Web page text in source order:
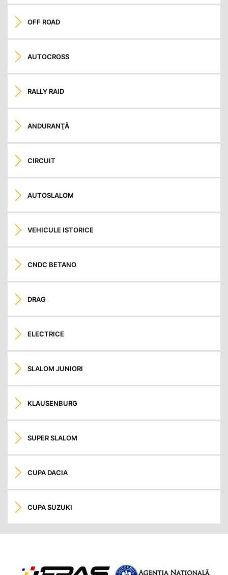
OFF ROAD
AUTOCROSS
RALLY RAID
ANDURANŢĂ
CIRCUIT
AUTOSLALOM
VEHICULE ISTORICE
CNDC BETANO
DRAG
ELECTRICE
SLALOM JUNIORI
KLAUSENBURG
SUPER SLALOM
CUPA DACIA
CUPA SUZUKI